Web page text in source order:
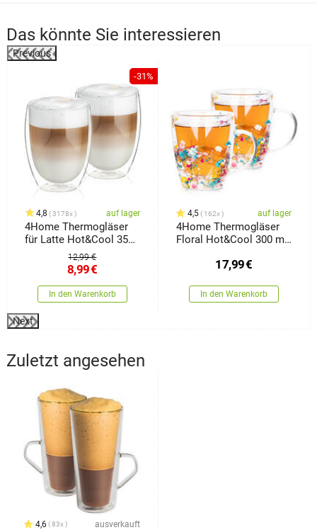
Das könnte Sie interessieren
Previous
-31%
4,8 3178x auf lager
4Home Thermogläser
für Latte Hot&Cool 350
ml, 2 Stück12,99 €
8,99€
In den Warenkorb
4,5 162x auf lager
4Home Thermogläser
Floral Hot&Cool 300 ml,
17,99€
In den Warenkorb
Next
Zuletzt angesehen
4,6 83x ausverkauft